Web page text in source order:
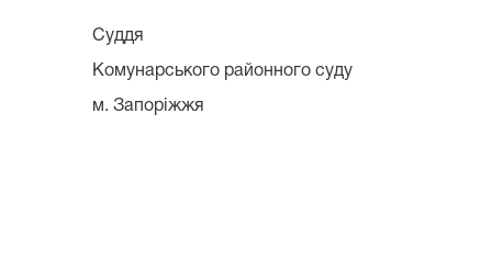
Суддя
Комунарського районного суду
м. Запоріжжя